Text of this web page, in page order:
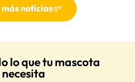
noticias
lo que tu mascota
necesita